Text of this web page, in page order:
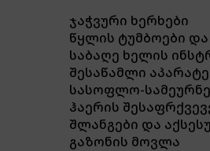
ჯაჭვური ხერხები
წყლის ტუმბოები და
საბაღე ხელის
შესაწამლი
სასოფლო-
ჰაერის
შლანგები და
გაზონის მოვლა